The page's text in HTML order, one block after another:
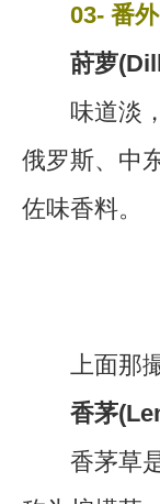
03- 番
莳萝
味道淡，
俄罗斯、中
佐味香料。
上面那撮
香茅
香茅草是